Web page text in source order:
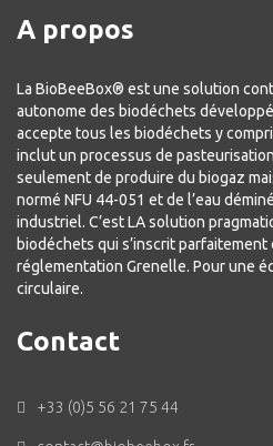
A propos
La BioBeeBox® est une solution
autonome des biodéchets
accepte tous les biodéchets y
inclut un processus de
seulement de produire du biogaz
normé NFU 44-051 et de l’eau
industriel. C’est LA solution
biodéchets qui s’inscrit
réglementation Grenelle. Pour une
circulaire.
Contact
+33 (0)5 56 21 75 44